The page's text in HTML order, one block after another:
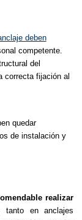
deben
competente.
del
correcta fijación al
quedar
de instalación y
realizar
, tanto en anclajes